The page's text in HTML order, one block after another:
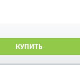
КУПИТЬ